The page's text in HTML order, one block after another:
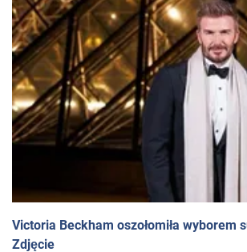
Victoria Beckham oszołomiła
Zdjęcie